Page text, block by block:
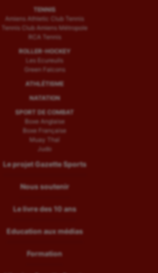
TENNIS
Amiens Athletic Club Tennis
Tennis Club Amiens Métropole
RCA Tennis
ROLLER-HOCKEY
Les Ecureuils
Green Falcons
ATHLÉTISME
NATATION
SPORT DE COMBAT
Boxe Anglaise
Boxe Française
Muay Thaï
Judo
Le projet Gazette Sports
Nous soutenir
Le livre des 10 ans
Education aux médias
Formation